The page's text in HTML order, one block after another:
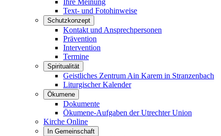
Ihre Meinung
Text- und Fotohinweise
Schutzkonzept
Kontakt und Ansprechpersonen
Prävention
Intervention
Termine
Spiritualität
Geistliches Zentrum Ain Karem in Stranzenbach
Liturgischer Kalender
Ökumene
Dokumente
Ökumene-Aufgaben der Utrechter Union
Kirche Online
In Gemeinschaft